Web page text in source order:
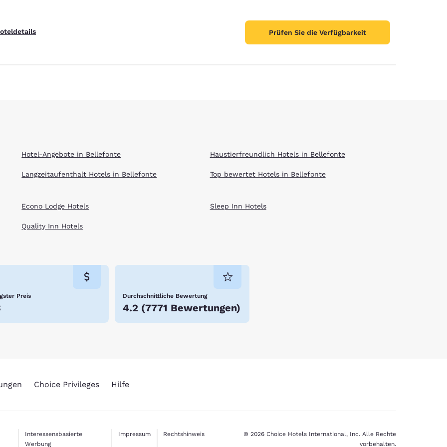
Prüfen Sie die Verfügbarkeit
Hotel-Angebote in Bellefonte
Langzeitaufenthalt Hotels in Bellefonte
Haustierfreundlich Hotels in Bellefonte
Top bewertet Hotels in Bellefonte
Econo Lodge Hotels
Quality Inn Hotels
Sleep Inn Hotels
Preis Durchschnittliche Bewertung
4.2 (7771 Bewertungen)
Choice Privileges Hilfe
Interessensbasierte
Werbung
Impressum Rechtshinweis
© 2026 Choice Hotels International, Inc. Alle Rechte
vorbehalten.